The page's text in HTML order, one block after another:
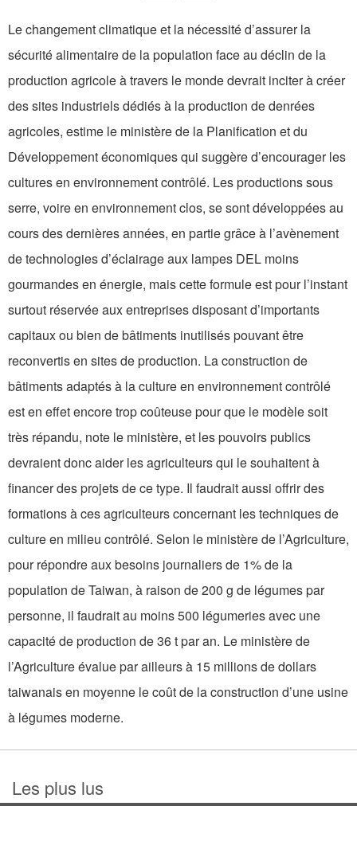
Le changement climatique et la nécessité d’assurer la
sécurité alimentaire de la population face au déclin de la
production agricole à travers le monde devrait inciter à créer
des sites industriels dédiés à la production de denrées
agricoles, estime le ministère de la Planification et du
Développement économiques qui suggère d’encourager les
cultures en environnement contrôlé. Les productions sous
serre, voire en environnement clos, se sont développées au
cours des dernières années, en partie grâce à l’avènement
de technologies d’éclairage aux lampes DEL moins
gourmandes en énergie, mais cette formule est pour l’instant
surtout réservée aux entreprises disposant d’importants
capitaux ou bien de bâtiments inutilisés pouvant être
reconvertis en sites de production. La construction de
bâtiments adaptés à la culture en environnement contrôlé
est en effet encore trop coûteuse pour que le modèle soit
très répandu, note le ministère, et les pouvoirs publics
devraient donc aider les agriculteurs qui le souhaitent à
financer des projets de ce type. Il faudrait aussi offrir des
formations à ces agriculteurs concernant les techniques de
culture en milieu contrôlé. Selon le ministère de l’Agriculture,
pour répondre aux besoins journaliers de 1% de la
population de Taiwan, à raison de 200 g de légumes par
personne, il faudrait au moins 500 légumeries avec une
capacité de production de 36 t par an. Le ministère de
l’Agriculture évalue par ailleurs à 15 millions de dollars
taiwanais en moyenne le coût de la construction d’une usine
à légumes moderne.
Les plus lus